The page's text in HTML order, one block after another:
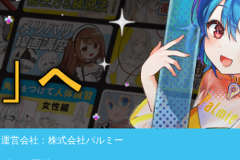
運営会社：株式会社パルミー